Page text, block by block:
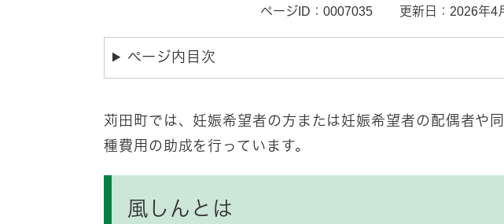
ページID：0007035 更新日：2026年4
ページ内目次
苅田町では、妊娠希望者の方または妊娠希望者の配偶者や
種費用の助成を行っています。
風しんとは